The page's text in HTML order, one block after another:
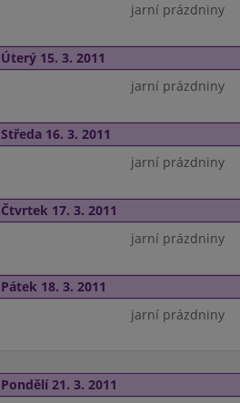
jarní prázdniny
Úterý 15. 3. 2011
jarní prázdniny
Středa 16. 3. 2011
jarní prázdniny
Čtvrtek 17. 3. 2011
jarní prázdniny
Pátek 18. 3. 2011
jarní prázdniny
Pondělí 21. 3. 2011